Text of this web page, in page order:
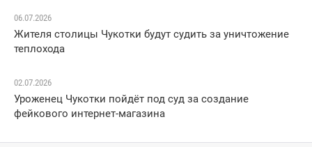
06.07.2026
Жителя столицы Чукотки будут судить за уничтожение
теплохода
02.07.2026
Уроженец Чукотки пойдёт под суд за создание
фейкового интернет-магазина